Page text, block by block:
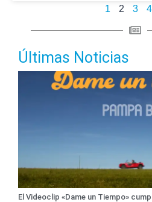
1 2 3 4
Últimas Noticias
El Videoclip «Dame un Tiempo»